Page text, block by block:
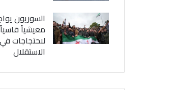
السوريون
معيشياً
لاحتجاجات
الاستقلال